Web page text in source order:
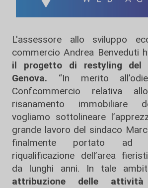
L'assessore allo sviluppo
commercio Andrea Benveduti
il progetto di restyling del
Genova. “In merito
Confcommercio relativa
risanamento immobiliare
vogliamo sottolineare
grande lavoro del sindaco
finalmente portato ad
riqualificazione dell’area
da lunghi anni. In tale
attribuzione delle attività